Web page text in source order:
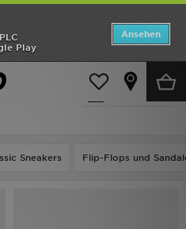
Play
Ansehen
(Gr. 36-38.5)
verfeinern
Sneakers Flip-Flops und